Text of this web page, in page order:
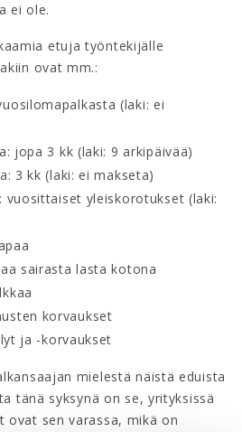
ei ole.
etuja työntekijälle
ovat mm.:
(laki: ei
jopa 3 kk (laki: 9 arkipäivää)
3 kk (laki: ei makseta)
vuosittaiset yleiskorotukset (laki:
sairasta lasta kotona
korvaukset
ja -korvaukset
mielestä näistä eduista
tänä syksynä on se, yrityksissä
sen varassa, mikä on